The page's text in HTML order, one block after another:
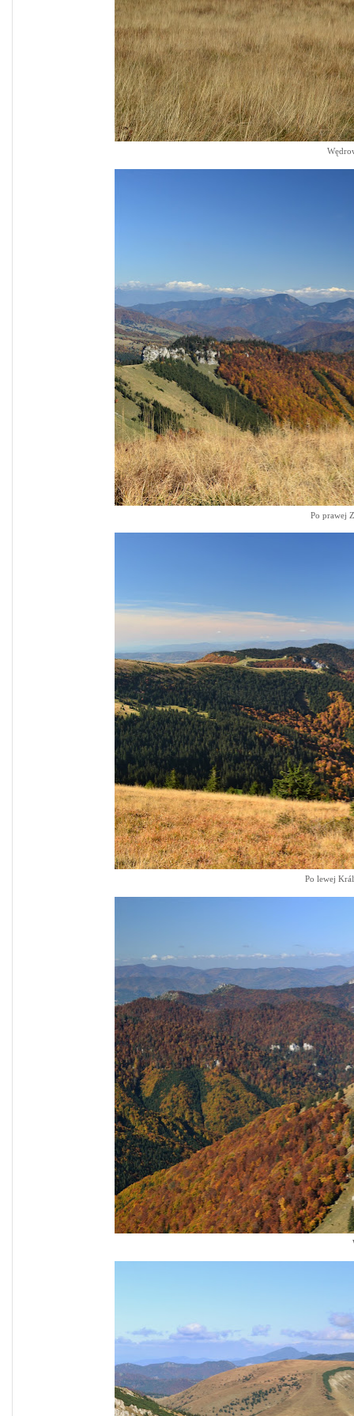
Po prawej
Po lewej